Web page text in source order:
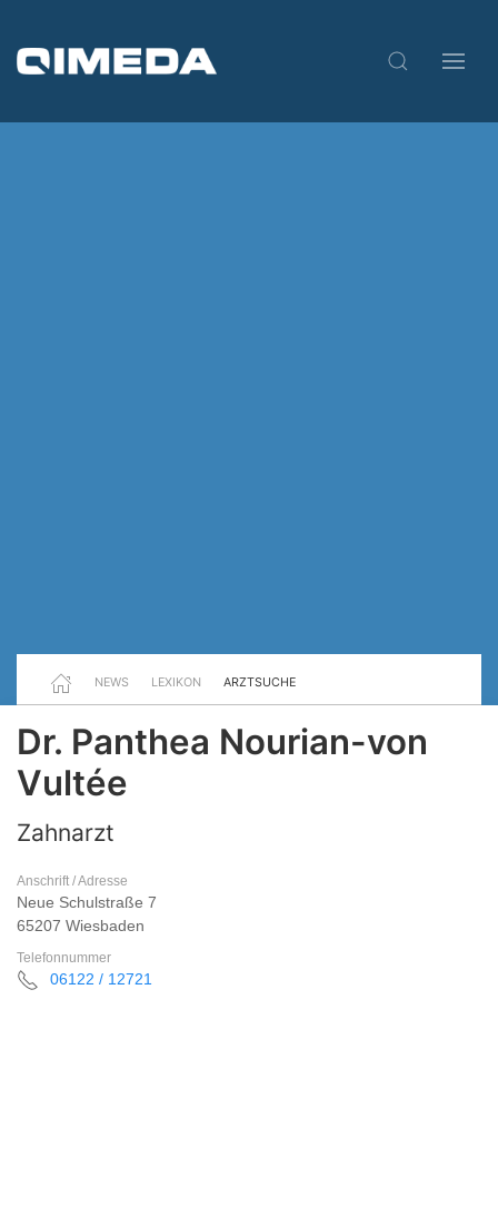
NEWS LEXIKON ARZTSUCHE
Dr. Panthea Nourian-von
Vultée
Zahnarzt
Anschrift / Adresse
Neue Schulstraße 7
65207 Wiesbaden
Telefonnummer
06122 / 12721